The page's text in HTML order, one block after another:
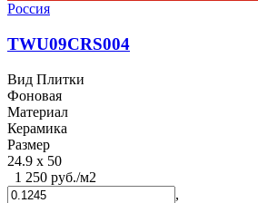
Россия
TWU09CRS004
Вид Плитки
Фоновая
Материал
Керамика
Размер
24.9 x 50
1 250 руб./м2
,